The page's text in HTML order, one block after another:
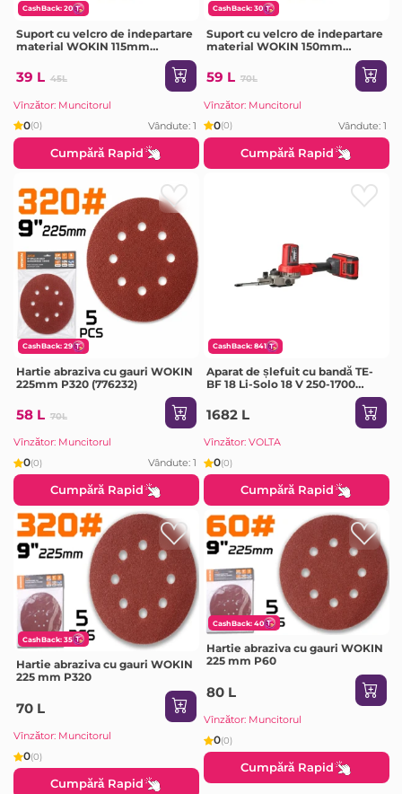
CashBack: 20
Suport cu velcro de indepartare
material WOKIN 115mm
39 L 45L
Vînzător: Muncitorul
0(0) Vândute: 1
Cumpără Rapid
CashBack: 30
Suport cu velcro de indepartare
material WOKIN 150mm
59 L 70L
Vînzător: Muncitorul
0(0) Vândute: 1
Cumpără Rapid
CashBack: 29
Hartie abraziva cu gauri WOKIN
225mm P320 (776232)
58 L 70L
Vînzător: Muncitorul
0(0) Vândute: 1
Cumpără Rapid
CashBack: 841
Aparat de șlefuit cu bandă TE-
BF 18 Li-Solo 18 V 250-1700
1682 L
Vînzător: VOLTA
0(0)
Cumpără Rapid
CashBack: 35
Hartie abraziva cu gauri WOKIN
225 mm P320
70 L
Vînzător: Muncitorul
0(0)
Cumpără Rapid
CashBack: 40
Hartie abraziva cu gauri WOKIN
225 mm P60
80 L
Vînzător: Muncitorul
0(0)
Cumpără Rapid